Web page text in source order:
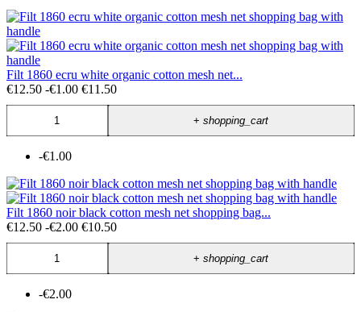
Filt 1860 ecru white organic cotton mesh net...
€12.50 -€1.00 €11.50
+shopping_cart
-€1.00
Filt 1860 noir black cotton mesh net shopping bag...
€12.50 -€2.00 €10.50
+shopping_cart
-€2.00